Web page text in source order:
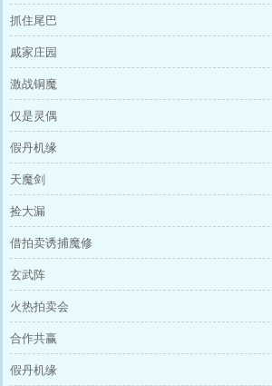
抓住尾巴
戚家庄园
激战铜魔
仅是灵偶
假丹机缘
天魔剑
捡大漏
借拍卖诱捕魔修
玄武阵
火热拍卖会
合作共赢
假丹机缘